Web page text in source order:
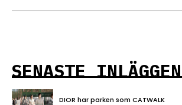
SENASTE INLÄGGEN
DIOR har parken som CATWALK